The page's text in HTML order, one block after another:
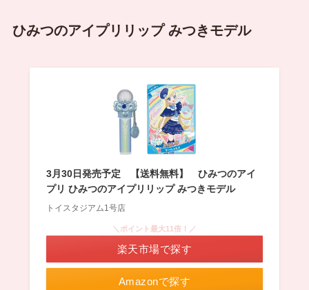
ひみつのアイプリリップ みつきモデル
3月30日発売予定 【送料無料】 ひみつのアイ
プリ ひみつのアイプリリップ みつきモデル
トイスタジアム1号店
Amazonで探す
＼ポイント最大11倍！／
楽天市場で探す